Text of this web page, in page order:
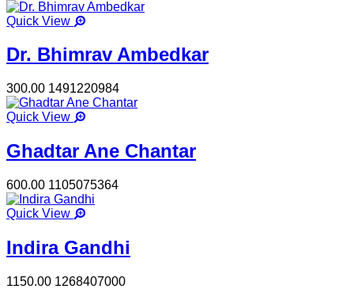
Quick View
Dr. Bhimrav Ambedkar
300.00 1491220984
Quick View
Ghadtar Ane Chantar
600.00 1105075364
Quick View
Indira Gandhi
1150.00 1268407000